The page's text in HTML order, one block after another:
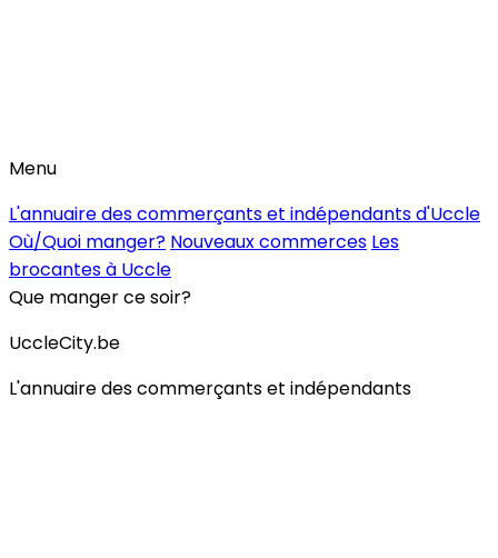
Menu
L'annuaire des commerçants et indépendants d'Uccle
Où/Quoi manger? Nouveaux commerces Les
brocantes à Uccle
Que manger ce soir?
UccleCity.be
L'annuaire des commerçants et indépendants